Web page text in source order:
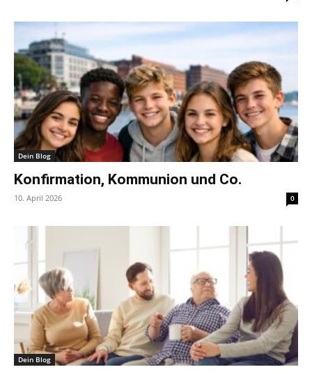
Dein Blog
Konfirmation, Kommunion und Co.
10. April 2026 0
Dein Blog